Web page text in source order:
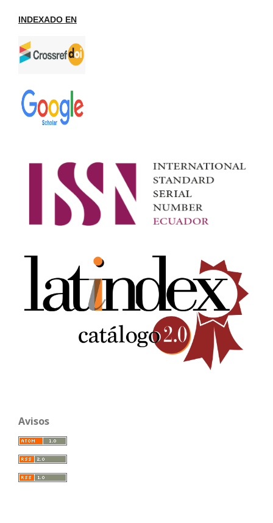
INDEXADO EN
Avisos